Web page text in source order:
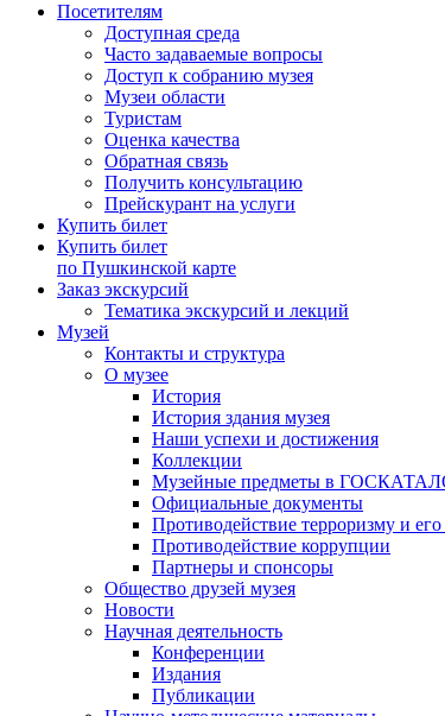
Посетителям
Доступная среда
Часто задаваемые вопросы
Доступ к собранию музея
Музеи области
Туристам
Оценка качества
Обратная связь
Получить консультацию
Прейскурант на услуги
Купить билет
Купить билет
по Пушкинской карте
Заказ экскурсий
Тематика экскурсий и лекций
Музей
Контакты и структура
О музее
История
История здания музея
Наши успехи и достижения
Коллекции
Музейные предметы в
Официальные документы
Противодействие терроризму и
Противодействие коррупции
Партнеры и спонсоры
Общество друзей музея
Новости
Научная деятельность
Конференции
Издания
Публикации